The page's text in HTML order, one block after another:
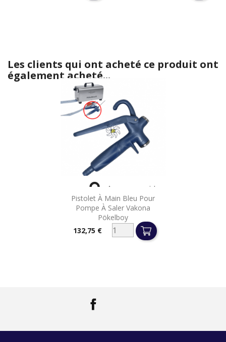
Les clients qui ont acheté ce produit ont
également acheté...
Pistolet À Main Bleu Pour
Pompe À Saler Vakona
Pökelboy
Prix132,75 €
 Aperçu rapide